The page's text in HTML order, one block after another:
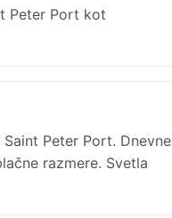
Peter Port kot
Peter Port. Dnevne
razmere. Svetla